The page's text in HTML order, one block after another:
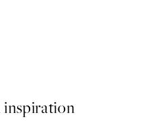
inspiration